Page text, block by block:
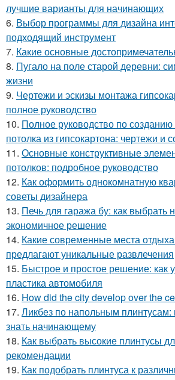
лучшие варианты для начинающих
6. Выбор программы для дизайна
подходящий инструмент
7. Какие основные
8. Пугало на поле старой деревни:
жизни
9. Чертежи и эскизы монтажа
полное руководство
10. Полное руководство по
потолка из гипсокартона: чертежи и
11. Основные конструктивные
потолков: подробное руководство
12. Как оформить однокомнатную
советы дизайнера
13. Печь для гаража бу: как выбрать
экономичное решение
14. Какие современные места
предлагают уникальные развлечения
15. Быстрое и простое решение: как
пластика автомобиля
16. How did the city develop over the
17. Ликбез по напольным плинтусам:
знать начинающему
18. Как выбрать высокие плинтусы
рекомендации
19. Как подобрать плинтуса к